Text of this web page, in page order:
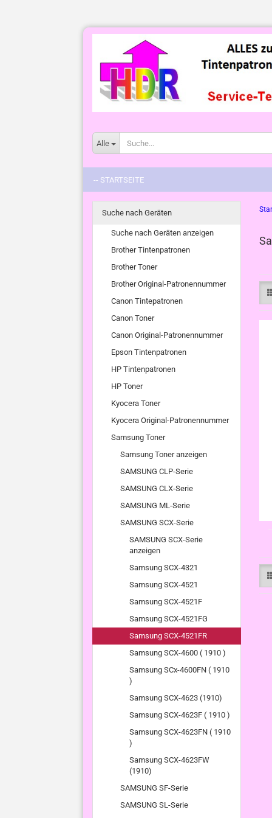
Alle
-- STARTSEITE
Suche nach Geräten
Suche nach Geräten anzeigen
Brother Tintenpatronen
Brother Toner
Brother Original-Patronennummer
Canon Tintepatronen
Canon Toner
Canon Original-Patronennummer
Epson Tintenpatronen
HP Tintenpatronen
HP Toner
Kyocera Toner
Kyocera Original-Patronennummer
Samsung Toner
Samsung Toner anzeigen
SAMSUNG CLP-Serie
SAMSUNG CLX-Serie
SAMSUNG ML-Serie
SAMSUNG SCX-Serie
SAMSUNG SCX-Serie
anzeigen
Samsung SCX-4321
Samsung SCX-4521
Samsung SCX-4521F
Samsung SCX-4521FG
Samsung SCX-4521FR
Samsung SCX-4600 ( 1910 )
Samsung SCx-4600FN ( 1910
)
Samsung SCX-4623 (1910)
Samsung SCX-4623F ( 1910 )
Samsung SCX-4623FN ( 1910
)
Samsung SCX-4623FW
(1910)
SAMSUNG SF-Serie
SAMSUNG SL-Serie